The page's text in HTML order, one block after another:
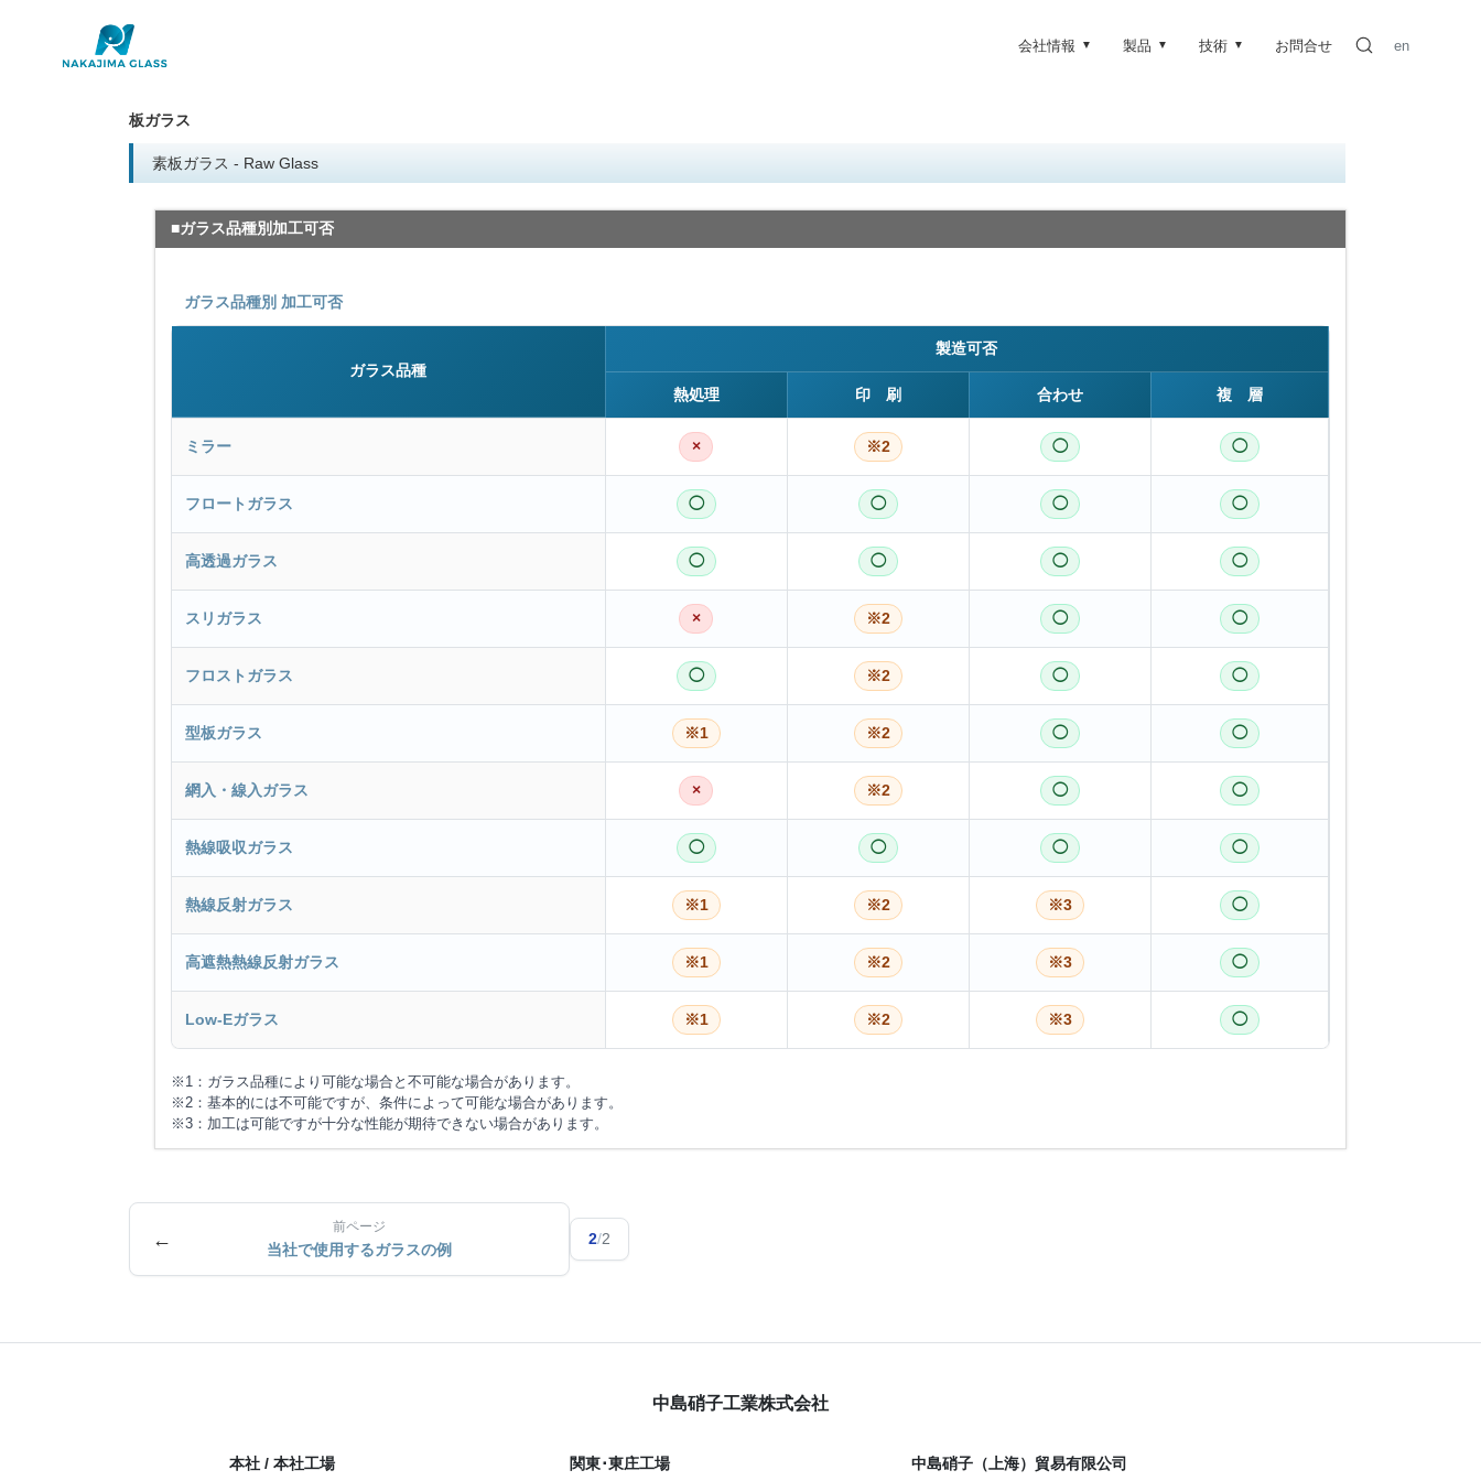
会社情報 ▼ 製品 ▼ 技術 ▼ お問合せ en
板ガラス
素板ガラス - Raw Glass
■ガラス品種別加工可否
ガラス品種別 加工可否
ガラス品種
製造可否
熱処理 印 刷 合わせ 複 層
ミラー × ※2 ◯ ◯
フロートガラス ◯ ◯ ◯ ◯
高透過ガラス ◯ ◯ ◯ ◯
スリガラス × ※2 ◯ ◯
フロストガラス ◯ ※2 ◯ ◯
型板ガラス ※1 ※2 ◯ ◯
網入・線入ガラス × ※2 ◯ ◯
熱線吸収ガラス ◯ ◯ ◯ ◯
熱線反射ガラス ※1 ※2 ※3 ◯
高遮熱熱線反射ガラス ※1 ※2 ※3 ◯
Low-Eガラス ※1 ※2 ※3 ◯
※1：ガラス品種により可能な場合と不可能な場合があります。
※2：基本的には不可能ですが、条件によって可能な場合があります。
※3：加工は可能ですが十分な性能が期待できない場合があります。
←
前ページ
当社で使用するガラスの例
2/2
中島硝子工業株式会社
本社 / 本社工場 関東･東庄工場 中島硝子（上海）貿易有限公司